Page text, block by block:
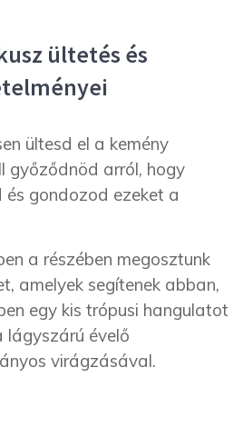
ültetés és
ültesd el a kemény
győződnöd arról, hogy
és gondozod ezeket a
a részében megosztunk
amelyek segítenek abban,
egy kis trópusi hangulatot
lágyszárú évelő
virágzásával.